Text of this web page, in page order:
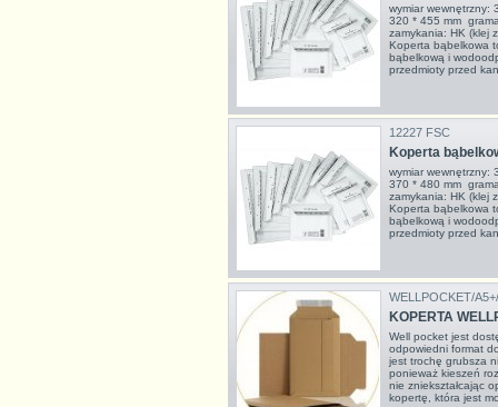
wymiar wewnętrzny:
320 * 455 mm
zamykania: HK
Koperta bąbelkowa
bąbelkową i
przedmioty przed
12227 FSC
Koperta
wymiar wewnętrzny:
370 * 480 mm
zamykania: HK
Koperta bąbelkowa
bąbelkową i
przedmioty przed
WELLPOCKET/
KOPERTA
Well pocket jest
odpowiedni format
jest trochę grubsza
ponieważ kieszeń
nie zniekształcając
kopertę, która jest